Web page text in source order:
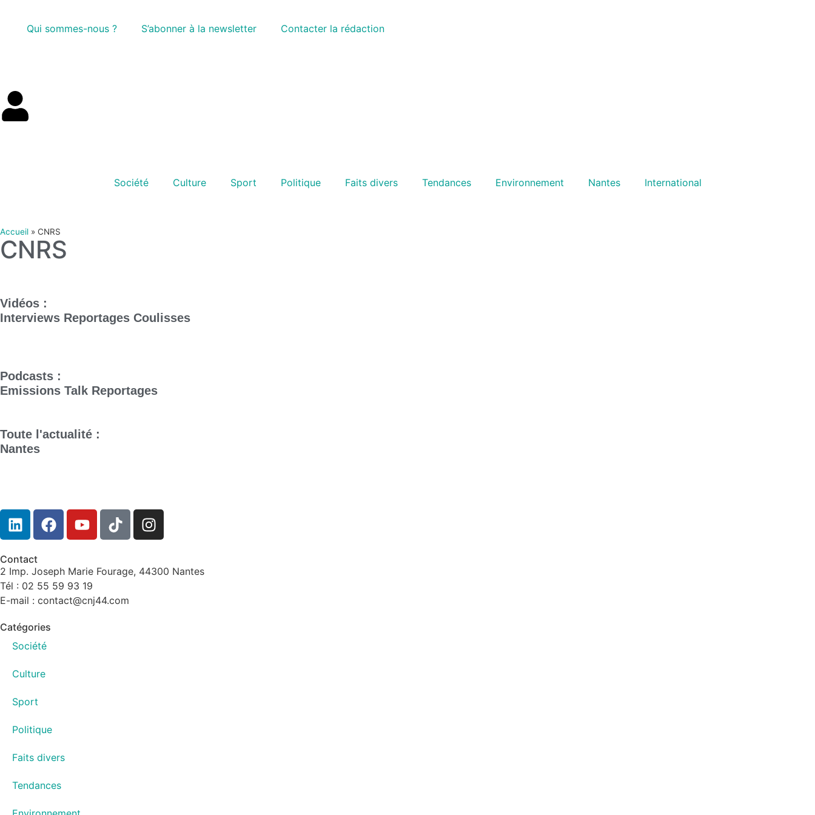
Qui sommes-nous ? S’abonner à la newsletter Contacter la rédaction
Société Culture Sport Politique Faits divers Tendances Environnement Nantes International
Accueil » CNRS
CNRS
Vidéos :
Interviews Reportages Coulisses
Podcasts :
Emissions Talk Reportages
Toute l'actualité :
Nantes
Contact
2 Imp. Joseph Marie Fourage, 44300 Nantes
Tél : 02 55 59 93 19
E-mail : contact@cnj44.com
Catégories
Société
Culture
Sport
Politique
Faits divers
Tendances